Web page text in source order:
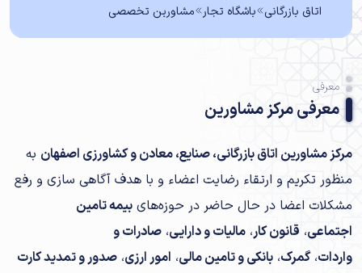
اتاق بازرگانی باشگاه تجار مشاورین تخصصی
معرفی
معرفی مرکز مشاورین
مرکز مشاورین اتاق بازرگانی، صنایع، معادن و کشاورزی اصفهان به
منظور تکریم و ارتقاء رضایت اعضاء و با هدف آگاهی سازی و رفع
مشکلات اعضا در حال حاضر در حوزه‌های بیمه تامین
اجتماعی، قانون کار، مالیات و دارایی، صادرات و
واردات،گمرک، بانکی و تامین مالی، امور ارزی، صدور و تمدید کارت